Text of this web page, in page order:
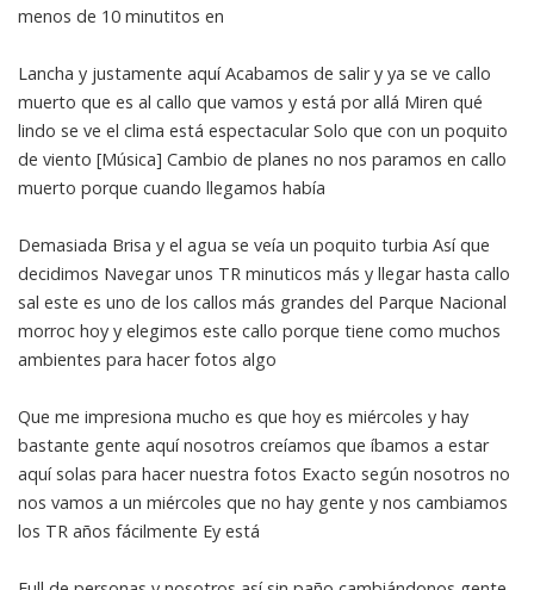
menos de 10 minutitos en
Lancha y justamente aquí Acabamos de salir y ya se ve callo
muerto que es al callo que vamos y está por allá Miren qué
lindo se ve el clima está espectacular Solo que con un poquito
de viento [Música] Cambio de planes no nos paramos en callo
muerto porque cuando llegamos había
Demasiada Brisa y el agua se veía un poquito turbia Así que
decidimos Navegar unos TR minuticos más y llegar hasta callo
sal este es uno de los callos más grandes del Parque Nacional
morroc hoy y elegimos este callo porque tiene como muchos
ambientes para hacer fotos algo
Que me impresiona mucho es que hoy es miércoles y hay
bastante gente aquí nosotros creíamos que íbamos a estar
aquí solas para hacer nuestra fotos Exacto según nosotros no
nos vamos a un miércoles que no hay gente y nos cambiamos
los TR años fácilmente Ey está